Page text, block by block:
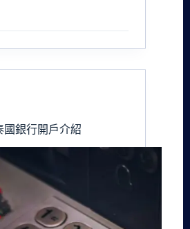
國銀行開戶介紹